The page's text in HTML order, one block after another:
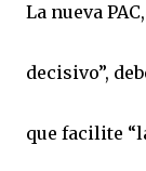
La nueva
decisivo”,
que facilite